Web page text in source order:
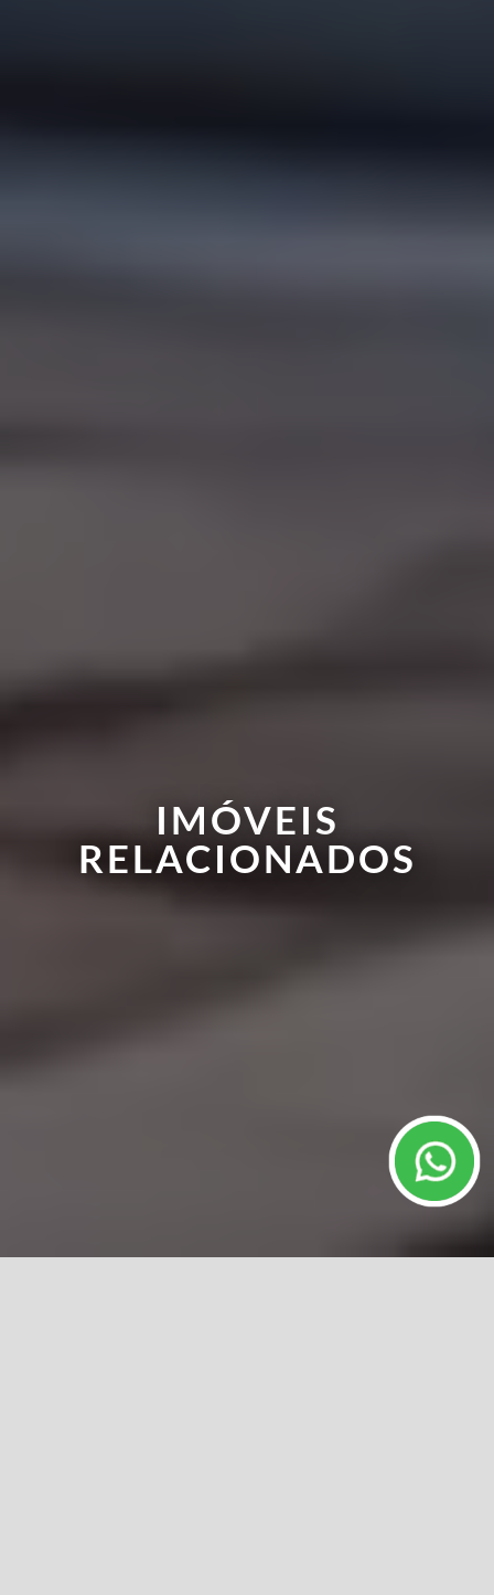
IMÓVEIS
RELACIONADOS